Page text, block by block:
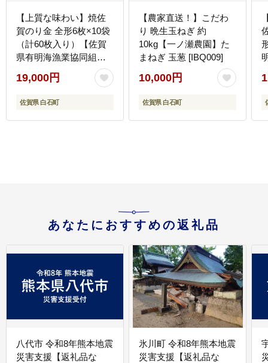
【上質な味わい】焼佐
賀のり金 全形6枚×10袋
（計60枚入り）【佐賀
県有明海漁業協同組合
白石支所】海苔
[IAE005]
19,000円
佐賀県 白石町
【農家直送！】こだわ
り 晩生玉ねぎ 約
10kg【一ノ瀬農園】た
まねぎ 玉葱 [IBQ009]
10,000円
佐賀県 白石町
あなたにおすすめの返礼品
八代市 令和8年熊本地震
災害支援【返礼品な
氷川町 令和8年熊本地震
災害支援【返礼品な